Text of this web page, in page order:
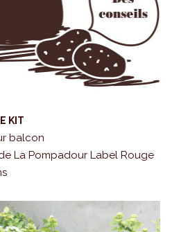
KIT
balcon
La Pompadour Label Rouge